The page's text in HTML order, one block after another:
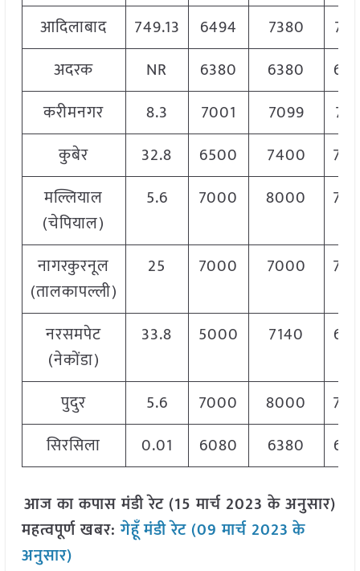
आदिलाबाद
749.13 6494 7380
अदरक
NR 6380 6380
करीमनगर
8.3 7001 7099
कुबेर
32.8 6500 7400
मल्लियाल
(चेपियाल)
5.6 7000 8000
नागरकुरनूल
(तालकापल्ली)
25 7000 7000
नरसमपेट
(नेकोंडा)
33.8 5000 7140
पुदुर 5.6 7000 8000
सिरसिला
0.01 6080 6380
आज का कपास मंडी रेट (15 मार्च 2023 के अनुसार)
महत्वपूर्ण खबर:गेहूँमंडी रेट (09 मार्च 2023के
अनुसार)